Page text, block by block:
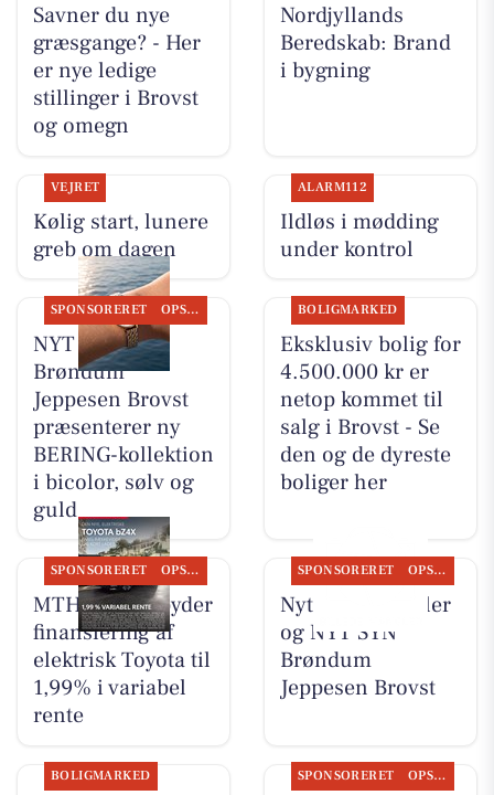
Savner du nye
græsgange? - Her
er nye ledige
stillinger i Brovst
og omegn
Nordjyllands
Beredskab: Brand
i bygning
VEJRET
Kølig start, lunere
greb om dagen
ALARM112
Ildløs i mødding
under kontrol
SPONSORERET OPSLAGSTAVLEN
NYT SYN
Brøndum
Jeppesen Brovst
præsenterer ny
BERING-kollektion
i bicolor, sølv og
guld
BOLIGMARKED
Eksklusiv bolig for
4.500.000 kr er
netop kommet til
salg i Brovst - Se
den og de dyreste
boliger her
SPONSORERET OPSLAGSTAVLEN
MTH Biler tilbyder
finansiering af
elektrisk Toyota til
1,99% i variabel
rente
SPONSORERET OPSLAGSTAVLEN
Nyt fra MTH Biler
og NYT SYN
Brøndum
Jeppesen Brovst
BOLIGMARKED SPONSORERET OPSLAGSTAVLEN